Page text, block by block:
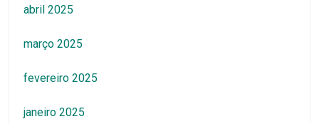
abril 2025
março 2025
fevereiro 2025
janeiro 2025